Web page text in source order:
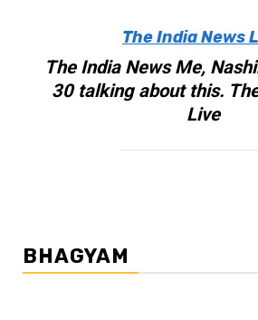
The India News
The India News Me,
30 talking about this.
Live
BHAGYAM